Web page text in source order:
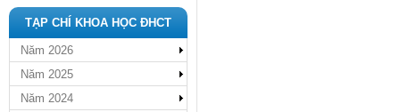
TẠP CHÍ KHOA HỌC ĐHCT
Năm 2026
Năm 2025
Năm 2024